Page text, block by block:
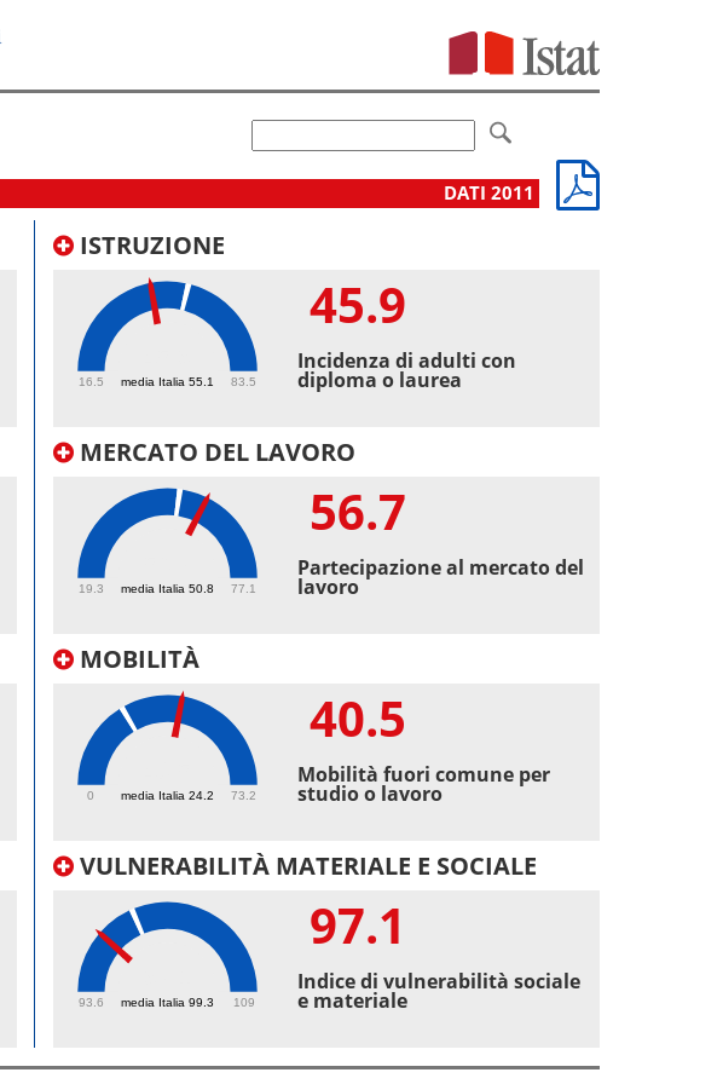
DATI 2011
ISTRUZIONE
media Italia 55.1
16.5 83.5
45.9
Incidenza di adulti con
diploma o laurea
MERCATO DEL LAVORO
media Italia 50.8
19.3 77.1
56.7
Partecipazione al mercato del
lavoro
MOBILITÀ
media Italia 24.2
0 73.2
40.5
Mobilità fuori comune per
studio o lavoro
VULNERABILITÀ MATERIALE E SOCIALE
media Italia 99.3
93.6 109
97.1
Indice di vulnerabilità sociale
e materiale